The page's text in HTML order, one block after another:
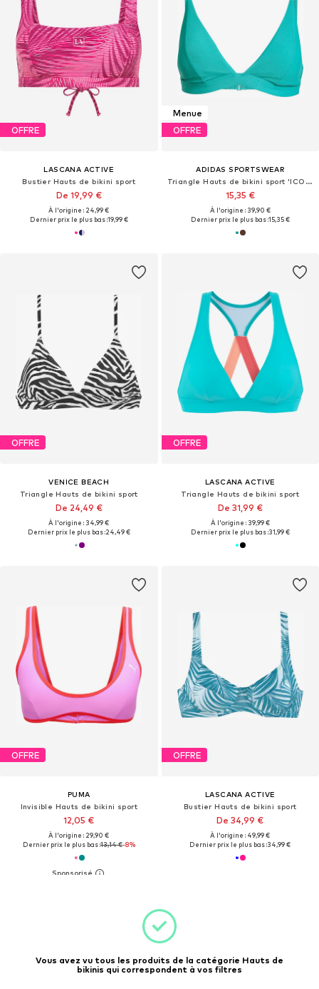
OFFRE
LASCANA ACTIVE
Bustier Hauts de bikini sport
De 19,99 €
À l'origine : 24,99 €
Dernier prix le plus bas :19,99 €
Menue
OFFRE
ADIDAS SPORTSWEAR
Triangle Hauts de bikini sport 'ICONISEA'
15,35 €
À l'origine : 39,90 €
Dernier prix le plus bas :15,35 €
OFFRE
VENICE BEACH
Triangle Hauts de bikini sport
De 24,49 €
À l'origine : 34,99 €
Dernier prix le plus bas :24,49 €
OFFRE
LASCANA ACTIVE
Triangle Hauts de bikini sport
De 31,99 €
À l'origine : 39,99 €
Dernier prix le plus bas :31,99 €
OFFRE
PUMA
Invisible Hauts de bikini sport
12,05 €
À l'origine : 29,90 €
Dernier prix le plus bas :13,14 €-8%
OFFRE
LASCANA ACTIVE
Bustier Hauts de bikini sport
De 34,99 €
À l'origine : 49,99 €
Dernier prix le plus bas :34,99 €
Vous avez vu tous les produits de la catégorie Hauts de
bikinis qui correspondent à vos filtres